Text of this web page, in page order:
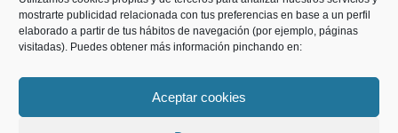
mostrarte publicidad relacionada con tus preferencias en base a un perfil
elaborado a partir de tus hábitos de navegación (por ejemplo, páginas
visitadas). Puedes obtener más información pinchando en:
Aceptar cookies